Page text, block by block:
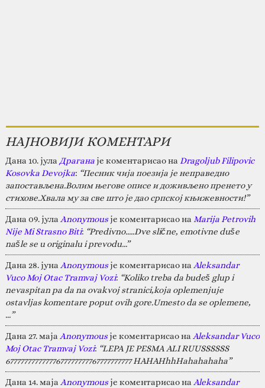
НАЈНОВИЈИ КОМЕНТАРИ
Дана 10. јула Драганаје коментарисао на Dragoljub Filipovic
Kosovka Devojka: “Песник чија поезија је неправедно
запостављена.Волим његове описе и доживљено пренето у
стихове.Хвала му за све што је дао српској књижевности!”
Дана 09. јула Anonymousје коментарисао на Marija Petrovih
Nije Mi Strasno Biti: “Predivno.....Dve slične, emotivne duše
našle se u originalu i prevodu...”
Дана 28. јуна Anonymousје коментарисао на Aleksandar
Vuco Moj Otac Tramvaj Vozi: “Koliko treba da budeš glup i
nevaspitan pa da na ovakvoj stranici,koja oplemenjuje
ostavljas komentare poput ovih gore.Umesto da se oplemene,
…”
Дана 27. маја Anonymousје коментарисао на Aleksandar Vuco
Moj Otac Tramvaj Vozi: “LEPA JE PESMA ALI RUUSSSSSS
67777777777777677777777767777777777 HAHAHhhHahahahaha”
Дана 14. маја Anonymousје коментарисао на Aleksandar